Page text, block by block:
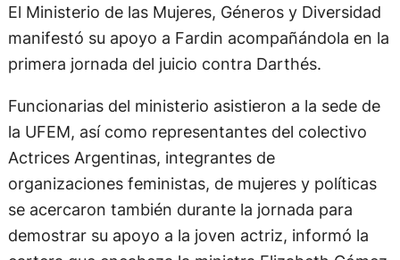
El Ministerio de las Mujeres, Géneros y Diversidad
manifestó su apoyo a Fardin acompañándola en la
primera jornada del juicio contra Darthés.
Funcionarias del ministerio asistieron a la sede de
la UFEM, así como representantes del colectivo
Actrices Argentinas, integrantes de
organizaciones feministas, de mujeres y políticas
se acercaron también durante la jornada para
demostrar su apoyo a la joven actriz, informó la